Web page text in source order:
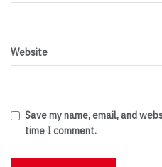
Website
Save my name, email, and
time I comment.